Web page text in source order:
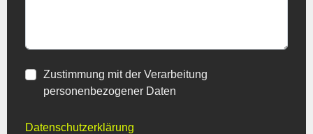
Zustimmung mit der Verarbeitung
personenbezogener Daten
Datenschutzerklärung